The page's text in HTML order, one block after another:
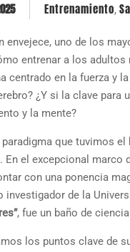
Entrenamiento,
envejece, uno de los
entrenar a los
centrado en la fuerza y
¿Y si la clave
y la mente?
que tuvimos
. En el excepcional marco
con una ponencia
de la
, fue un baño de
los puntos clave de